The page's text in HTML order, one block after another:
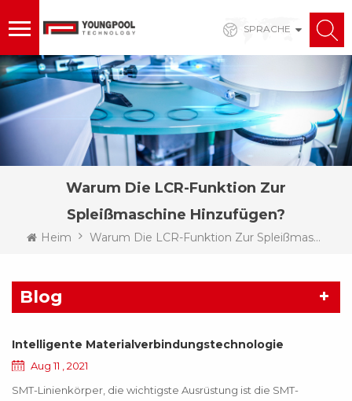
SPRACHE
Warum Die LCR-Funktion Zur
Spleißmaschine Hinzufügen?
Heim Warum Die LCR-Funktion Zur Spleißmaschine Hinzufügen?
Blog
Intelligente Materialverbindungstechnologie
Aug 11 , 2021
SMT-Linienkörper, die wichtigste Ausrüstung ist die SMT-